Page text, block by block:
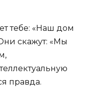
тебе: «Наш дом
скажут: «Мы
правда.